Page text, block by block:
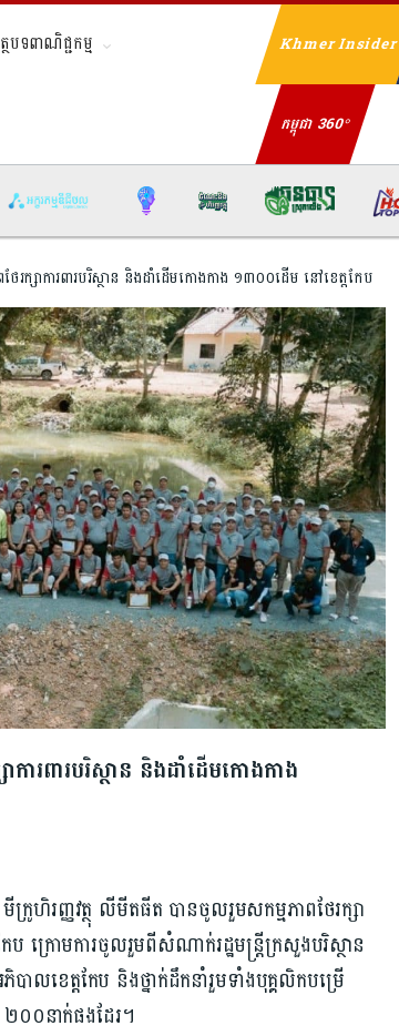
បទពាណិជ្ជកម្ម Khmer Insider
កម្ពុជា 360°
ក្សាការពារបរិស្ថាន និងដាំដើមកោងកាង ១៣០០ដើម នៅខេត្តកែប
ារពារបរិស្ថាន និងដាំដើមកោងកាង
រូហិរញ្ញវត្ថុ លីមីតធីត បានចូលរួមសកម្មភាពថែរក្សា
ក្រោមការចូលរួមពីសំណាក់រដ្ឋមន្ត្រីក្រសួងបរិស្ថាន
ាលខេត្តកែប និងថ្នាក់ដឹកនាំរួមទាំងបុគ្គលិកបម្រើ
២០០នាក់ផងដែរ។